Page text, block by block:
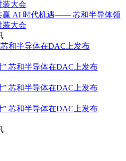
和半导体在DAC上发布